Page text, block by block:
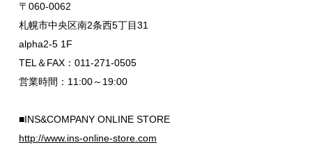
〒060-0062
札幌市中央区南2条西5丁目31
alpha2-5 1F
TEL＆FAX：011-271-0505
営業時間：11:00～19:00
■INS&COMPANY ONLINE STORE
http://www.ins-online-store.com